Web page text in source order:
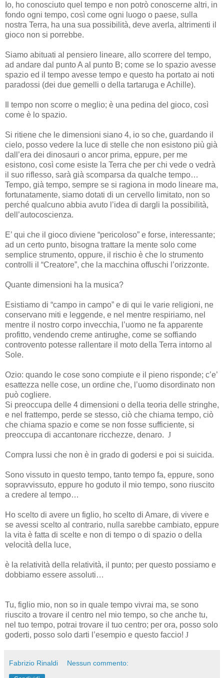
Io, ho conosciuto quel tempo e non potrò conoscerne altri, in
fondo ogni tempo, così come ogni luogo o paese, sulla
nostra Terra, ha una sua possibilità, deve averla, altrimenti il
gioco non si porrebbe.
Siamo abituati al pensiero lineare, allo scorrere del tempo,
ad andare dal punto A al punto B; come se lo spazio avesse
spazio ed il tempo avesse tempo e questo ha portato ai noti
paradossi (dei due gemelli o della tartaruga e Achille).
Il tempo non scorre o meglio; è una pedina del gioco, così
come è lo spazio.
Si ritiene che le dimensioni siano 4, io so che, guardando il
cielo, posso vedere la luce di stelle che non esistono più già
dall’era dei dinosauri o ancor prima, eppure, per me
esistono, così come esiste la Terra che per chi vede o vedrà
il suo riflesso, sarà già scomparsa da qualche tempo…
Tempo, già tempo, sempre se si ragiona in modo lineare ma,
fortunatamente, siamo dotati di un cervello limitato, non so
perché qualcuno abbia avuto l’idea di dargli la possibilità,
dell’autocoscienza.
E’ qui che il gioco diviene “pericoloso” e forse, interessante;
ad un certo punto, bisogna trattare la mente solo come
semplice strumento, oppure, il rischio è che lo strumento
controlli il “Creatore”, che la macchina offuschi l’orizzonte.
Quante dimensioni ha la musica?
Esistiamo di “campo in campo” e di qui le varie religioni, ne
conservano miti e leggende, e nel mentre respiriamo, nel
mentre il nostro corpo invecchia, l’uomo ne fa apparente
profitto, vendendo creme antirughe, come se soffiando
controvento potesse rallentare il moto della Terra intorno al
Sole.
Ozio: quando le cose sono compiute e il pieno risponde; c’e’
esattezza nelle cose, un ordine che, l’uomo disordinato non
può cogliere.
Si preoccupa delle 4 dimensioni o della teoria delle stringhe,
e nel frattempo, perde se stesso, ciò che chiama tempo, ciò
che chiama spazio e come se non fosse sufficiente, si
preoccupa di accantonare ricchezze, denaro. J
Compra lussi che non è in grado di godersi e poi si suicida.
Sono vissuto in questo tempo, tanto tempo fa, eppure, sono
sopravvissuto, eppure ho goduto il mio tempo, sono riuscito
a credere al tempo…
Ho scelto di avere un figlio, ho scelto di Amare, di vivere e
se avessi scelto al contrario, nulla sarebbe cambiato, eppure
la vita è fatta di scelte e non di tempo o di spazio o della
velocità della luce,
è la relatività della relatività, il punto; per questo possiamo e
dobbiamo essere assoluti…
Tu, figlio mio, non so in quale tempo vivrai ma, se sono
riuscito a trovare il centro nel mio tempo, so che anche tu,
nel tuo tempo, potrai trovare il tuo centro; per ora, posso solo
goderti, posso solo darti l’esempio e questo faccio! J
Fabrizio Rinaldi Nessun commento: